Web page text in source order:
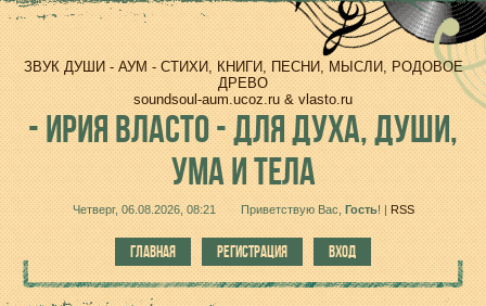
ЗВУК ДУШИ - АУМ - СТИХИ, КНИГИ, ПЕСНИ, МЫСЛИ, РОДОВОЕ
ДРЕВО
soundsoul-aum.ucoz.ru & vlasto.ru
-ИРИЯ ВЛАСТО - ДЛЯ ДУХА, ДУШИ,
УМА И ТЕЛА
Четверг, 06.08.2026, 08:21 Приветствую Вас, Гость! | RSS
ГЛАВНАЯ РЕГИСТРАЦИЯ ВХОД